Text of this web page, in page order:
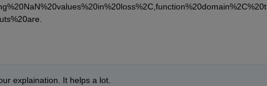
explaination. It helps a lot.